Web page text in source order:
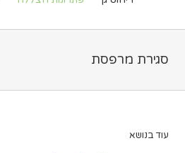
סגירת מרפסת
עוד בנושא